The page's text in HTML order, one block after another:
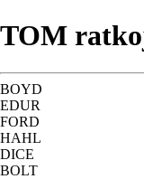
TOM
BOYD
EDUR
FORD
HAHL
DICE
BOLT